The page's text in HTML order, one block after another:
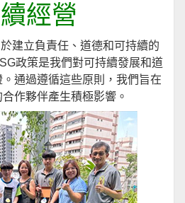
經營
建立負責任、道德和可持續的
政策是我們對可持續發展和道
通過遵循這些原則，我們旨在
作夥伴產生積極影響。